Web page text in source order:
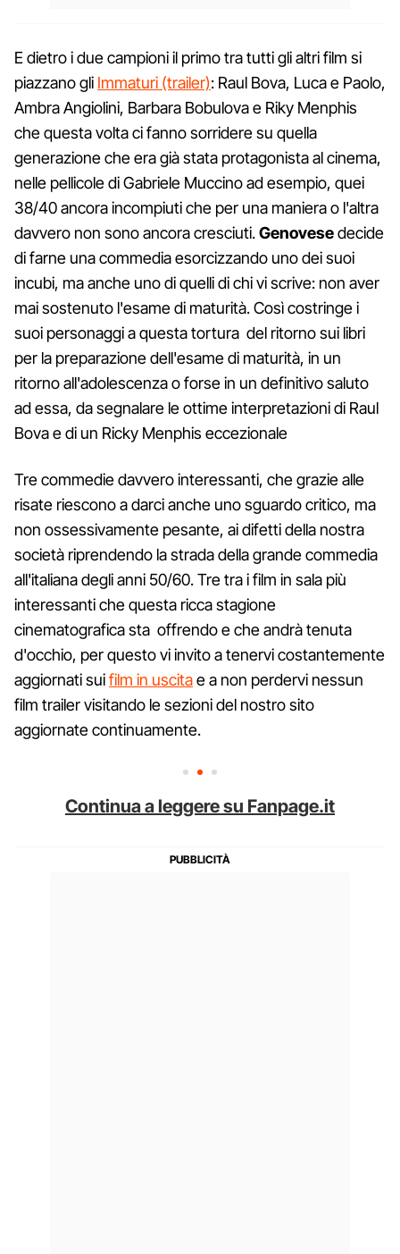
E dietro i due campioni il primo tra tutti gli altri film si
piazzano gli Immaturi (trailer): Raul Bova, Luca e Paolo,
Ambra Angiolini, Barbara Bobulova e Riky Menphis
che questa volta ci fanno sorridere su quella
generazione che era già stata protagonista al cinema,
nelle pellicole di Gabriele Muccino ad esempio, quei
38/40 ancora incompiuti che per una maniera o l'altra
davvero non sono ancora cresciuti.Genovesedecide
di farne una commedia esorcizzando uno dei suoi
incubi, ma anche uno di quelli di chi vi scrive: non aver
mai sostenuto l'esame di maturità. Così costringe i
suoi personaggi a questa tortura del ritorno sui libri
per la preparazione dell'esame di maturità, in un
ritorno all'adolescenza o forse in un definitivo saluto
ad essa, da segnalare le ottime interpretazioni di Raul
Bova e di un Ricky Menphis eccezionale
Tre commedie davvero interessanti, che grazie alle
risate riescono a darci anche uno sguardo critico, ma
non ossessivamente pesante, ai difetti della nostra
società riprendendo la strada della grande commedia
all'italiana degli anni 50/60. Tre tra i film in sala più
interessanti che questa ricca stagione
cinematografica sta offrendo e che andrà tenuta
d'occhio, per questo vi invito a tenervi costantemente
aggiornati suifilm in uscitae a non perdervi nessun
film trailer visitando le sezioni del nostro sito
aggiornate continuamente.
Continua a leggere su Fanpage.it